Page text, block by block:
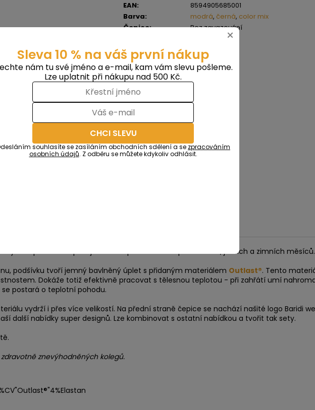
EAN:
8594905685001
Barva: modrá, černá, color mix
Čepice: Bez zavazování
doplňkem. Čepice je vhodná především do podzimních, jarních a zimních měsíců.
podšívku tvoří jemný bavlněný úplet s přidaným materiálem Outlast®. Tento
Dokáže totiž efektivně pracovat s tělesnou teplotou - při zahřátí umí
postará o teplotní pohodu.
vydrží i přes více velikostí. Na přední straně čepice se nachází našité logo Baridi
další nabídky super designů. Lze kombinovat s ostatní nabídkou a tvořit tak sety.
znevýhodněných kolegů.
×
Sleva 10 % na váš první nákup
nám tu své jméno a e-mail, kam vám slevu pošleme.
Lze uplatnit při nákupu nad 500 Kč.
CHCI SLEVU
souhlasíte se zasíláním obchodních sdělení a se zpracováním
osobních údajů. Z odběru se můžete kdykoliv odhlásit.